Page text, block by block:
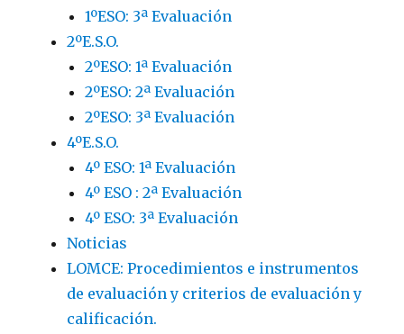
1ºESO: 3ª Evaluación
2ºE.S.O.
2ºESO: 1ª Evaluación
2ºESO: 2ª Evaluación
2ºESO: 3ª Evaluación
4ºE.S.O.
4º ESO: 1ª Evaluación
4º ESO : 2ª Evaluación
4º ESO: 3ª Evaluación
Noticias
LOMCE: Procedimientos e instrumentos
de evaluación y criterios de evaluación y
calificación.